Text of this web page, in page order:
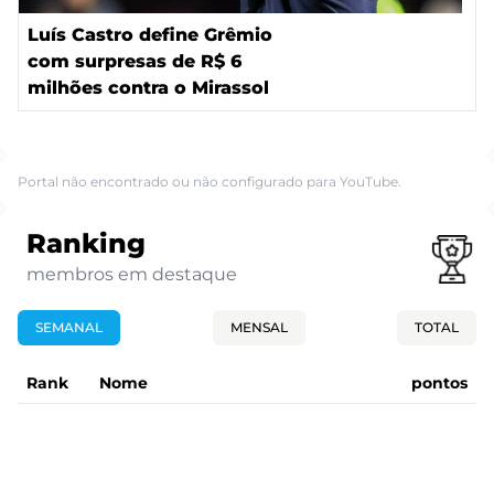
Luís Castro define Grêmio
com surpresas de R$ 6
milhões contra o Mirassol
Portal não encontrado ou não configurado para YouTube.
Ranking
membros em destaque
SEMANAL MENSAL TOTAL
Rank Nome pontos